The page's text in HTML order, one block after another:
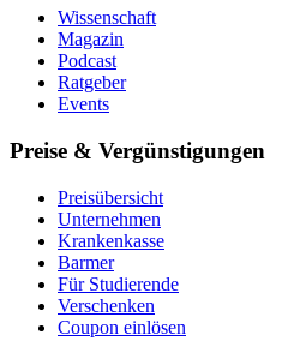
Wissenschaft
Magazin
Podcast
Ratgeber
Events
Preise & Vergünstigungen
Preisübersicht
Unternehmen
Krankenkasse
Barmer
Für Studierende
Ver­schen­ken
Coupon einlösen